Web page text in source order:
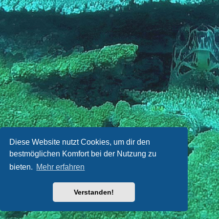
Diese Website nutzt Cookies, um dir den
bestmöglichen Komfort bei der Nutzung zu
bieten. Mehr erfahren
Verstanden!